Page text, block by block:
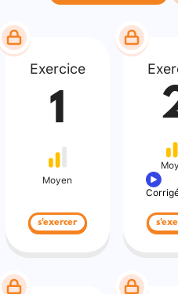
Exercice
1
Moyen
s'exercer